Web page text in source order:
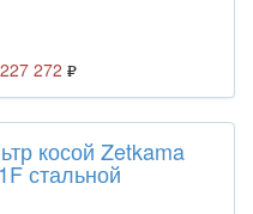
227 272
косой Zetkama
стальной